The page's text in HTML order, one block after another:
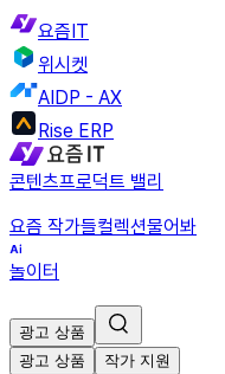
요즘IT
위시켓
AIDP - AX
Rise ERP
콘텐츠프로덕트 밸리
요즘 작가들컬렉션물어봐
놀이터
광고 상품
광고 상품
작가 지원